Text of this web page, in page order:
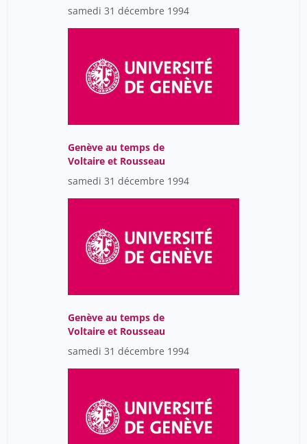
samedi 31 décembre 1994
Genève au temps de
Voltaire et Rousseau
samedi 31 décembre 1994
Genève au temps de
Voltaire et Rousseau
samedi 31 décembre 1994